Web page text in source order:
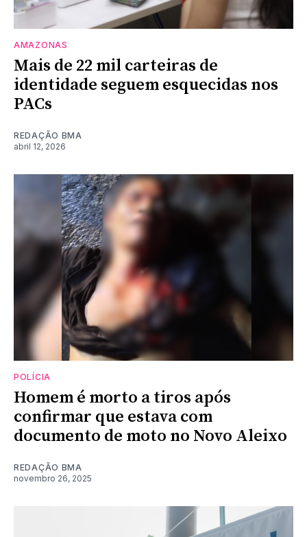
AMAZONAS
Mais de 22 mil carteiras de
identidade seguem esquecidas nos
PACs
REDAÇÃO BMA
abril 12, 2026
POLÍCIA
Homem é morto a tiros após
confirmar que estava com
documento de moto no Novo Aleixo
REDAÇÃO BMA
novembro 26, 2025